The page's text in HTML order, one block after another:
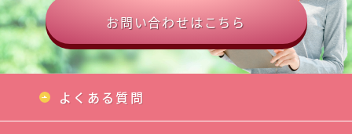
お問い合わせはこちら
よくある質問